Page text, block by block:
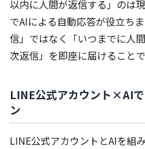
以内に人間が返信する」のは
でAIによる自動応答が役立ち
信」ではなく「いつまでに人
次返信」を即座に届けることで
LINE公式アカウント×AI
ン
LINE公式アカウントとAIを組